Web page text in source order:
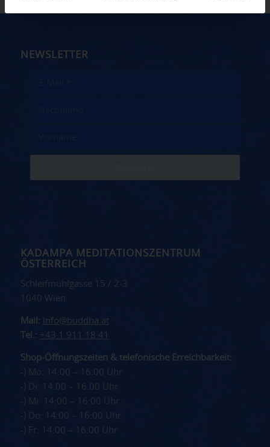
NEWSLETTER
KADAMPA MEDITATIONSZENTRUM
ÖSTERREICH
Schleifmühlgasse 15 / 2-3
1040 Wien
Mail: info@buddha.at
Tel.: +43 1 911 18 41
Shop-Öffnungszeiten & telefonische Erreichbarkeit:
-) Mo: 14:00 – 16:00 Uhr
-) Di: 14:00 – 16:00 Uhr
-) Mi: 14:00 – 16:00 Uhr
-) Do: 14:00 – 16:00 Uhr
-) Fr: 14:00 – 16:00 Uhr